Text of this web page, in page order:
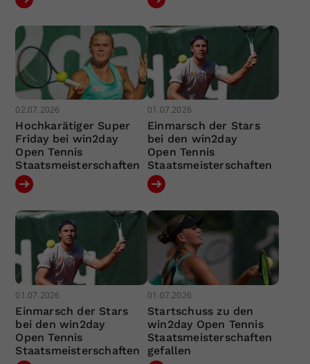
02.07.2026
Hochkarätiger Super
Friday bei win2day
Open Tennis
Staatsmeisterschaften
01.07.2026
Einmarsch der Stars
bei den win2day
Open Tennis
Staatsmeisterschaften
01.07.2026
Einmarsch der Stars
bei den win2day
Open Tennis
Staatsmeisterschaften
01.07.2026
Startschuss zu den
win2day Open Tennis
Staatsmeisterschaften
gefallen